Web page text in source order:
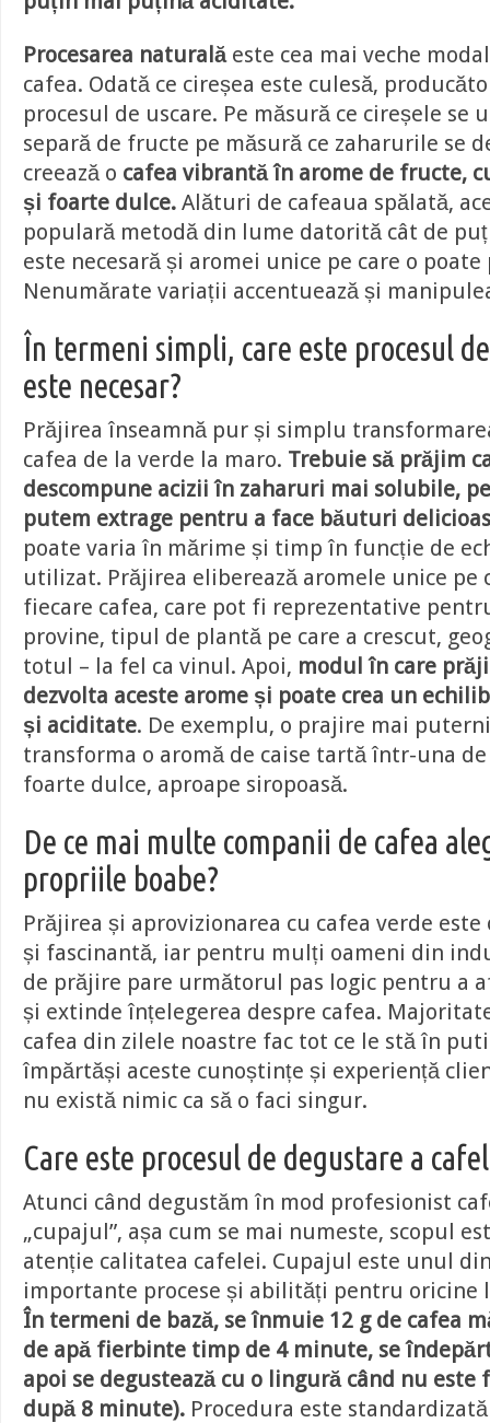
Procesarea naturalăeste cea mai veche
cafea. Odată ce cireșea este culesă,
procesul de uscare. Pe măsură ce cireșele se
separă de fructe pe măsură ce zaharurile se
creează o cafea vibrantă în arome de fructe,
și foarte dulce. Alături de cafeaua spălată,
populară metodă din lume datorită cât de
este necesară și aromei unice pe care o poate
Nenumărate variații accentuează și
În termeni simpli, care este procesul
este necesar?
Prăjirea înseamnă pur și simplu
cafea de la verde la maro. Trebuie să prăjim
descompune acizii în zaharuri mai solubile,
putem extrage pentru a face băuturi
poate varia în mărime și timp în funcție de
utilizat. Prăjirea eliberează aromele unice pe
fiecare cafea, care pot fi reprezentative
provine, tipul de plantă pe care a crescut,
totul – la fel ca vinul. Apoi, modul în care
dezvolta aceste arome și poate crea un
și aciditate. De exemplu, o prajire mai
transforma o aromă de caise tartă într-una de
foarte dulce, aproape siropoasă.
De ce mai multe companii de cafea
propriile boabe?
Prăjirea și aprovizionarea cu cafea verde
și fascinantă, iar pentru mulți oameni din
de prăjire pare următorul pas logic pentru a
și extinde înțelegerea despre cafea.
cafea din zilele noastre fac tot ce le stă în
împărtăși aceste cunoștințe și experiență
nu există nimic ca să o faci singur.
Care este procesul de degustare a
Atunci când degustăm în mod profesionist
„cupajul”, așa cum se mai numeste, scopul
atenție calitatea cafelei. Cupajul este unul
importante procese și abilități pentru oricine
În termeni de bază, se înmuie 12 g de cafea
de apă fierbinte timp de 4 minute, se
apoi se degustează cu o lingură când nu
după 8 minute). Procedura este